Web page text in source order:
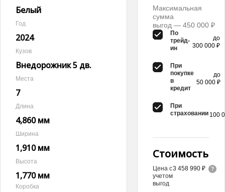
Белый
Год
2024
Кузов
Внедорожник 5 дв.
Места
7
Длина
4,860 мм
Ширина
1,910 мм
Высота
1,770 мм
Коробка
Максимальная
сумма
выгод — 450 000 ₽
По
трейд-
ин
до
300 000 ₽
При
покупке
в
кредит
до
50 000 ₽
При
страховании 100
Стоимость
Цена с
учетом
выгод
3 458 990 ₽